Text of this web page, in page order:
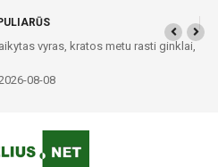
vyras, kratos metu rasti ginklai,
BMW automobilyje
08-08